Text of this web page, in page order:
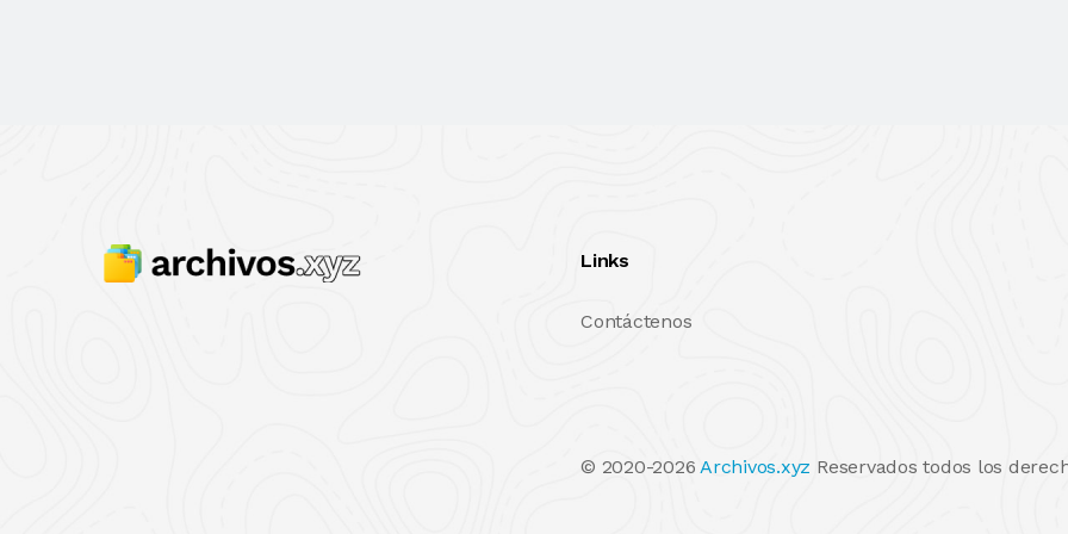
Links
Contáctenos
© 2020-2026Archivos.xyz Reservados todos los